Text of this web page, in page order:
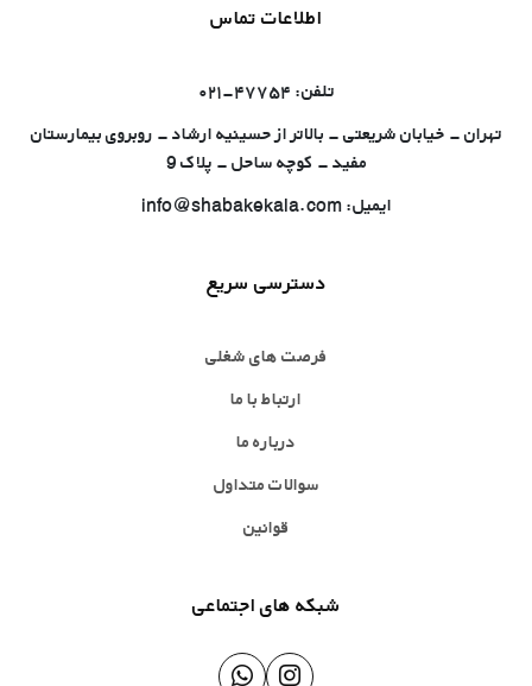
اطلاعات تماس
تلفن: ۴۷۷۵۴-۰۲۱
تهران - خیابان شریعتی - بالاتر از حسینیه ارشاد - روبروی بیمارستان
مفید - کوچه ساحل - پلاک 9
ایمیل: info@shabakekala.com
دسترسی سریع
فرصت های شغلی
ارتباط با ما
درباره ما
سوالات متداول
قوانین
شبکه های اجتماعی